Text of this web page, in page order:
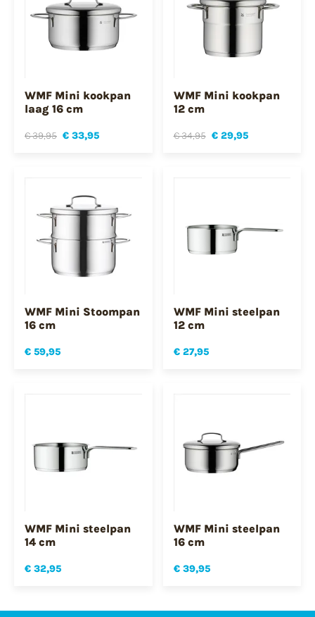
WMF Mini kookpan
laag 16 cm
€ 39,95 € 33,95
WMF Mini kookpan
12 cm
€ 34,95 € 29,95
WMF Mini Stoompan
16 cm
€ 59,95
WMF Mini steelpan
12 cm
€ 27,95
WMF Mini steelpan
14 cm
€ 32,95
WMF Mini steelpan
16 cm
€ 39,95